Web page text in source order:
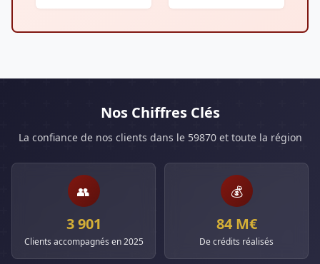
Nos Chiffres Clés
La confiance de nos clients dans le 59870 et toute la région
👥
3 901
Clients accompagnés en 2025
💰
84 M€
De crédits réalisés